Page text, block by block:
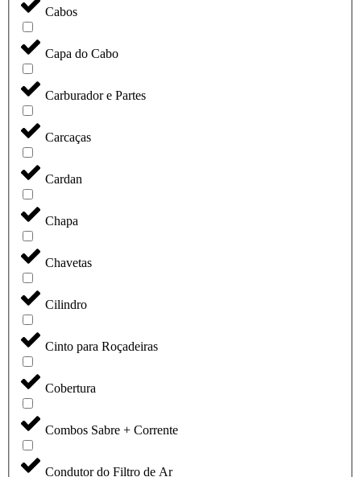
Cabos
Capa do Cabo
Carburador e Partes
Carcaças
Cardan
Chapa
Chavetas
Cilindro
Cinto para Roçadeiras
Cobertura
Combos Sabre + Corrente
Condutor do Filtro de Ar